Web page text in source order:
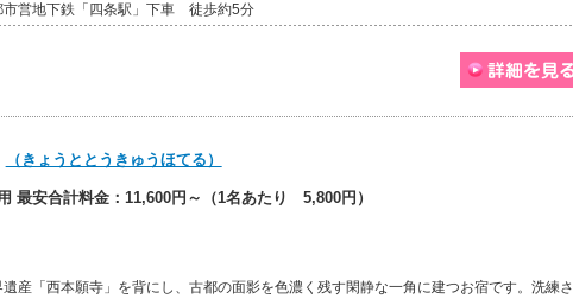
市営地下鉄「四条駅」下車 徒歩約5分
（きょうととうきゅうほてる）
最安合計料金：11,600円～（1名あたり 5,800円）
遺産「西本願寺」を背にし、古都の面影を色濃く残す閑静な一角に建つお宿です。洗練さ